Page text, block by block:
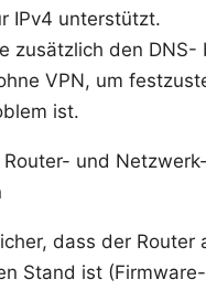
IPv4 unterstützt.
zusätzlich den DNS-
VPN, um
ist.
und
dass der Router
Stand ist